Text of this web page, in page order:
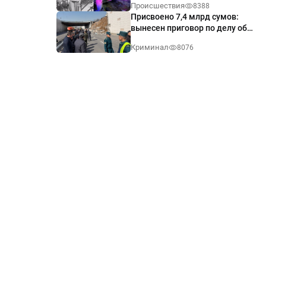
Происшествия 8388
Присвоено 7,4 млрд сумов:
вынесен приговор по делу об
Ташкенте
Криминал 8076